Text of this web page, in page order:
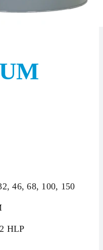
46, 68, 100, 150
HLP